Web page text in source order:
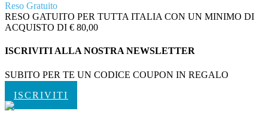
Reso Gratuito
RESO GATUITO PER TUTTA ITALIA CON UN MINIMO DI
ACQUISTO DI € 80,00
ISCRIVITI ALLA NOSTRA NEWSLETTER
SUBITO PER TE UN CODICE COUPON IN REGALO
ISCRIVITI